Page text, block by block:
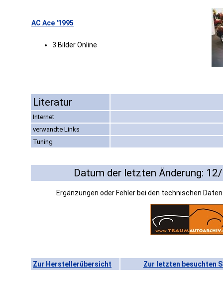
AC Ace '1995
3 Bilder Online
Literatur
Internet
verwandte Links
Tuning
Datum der letzten Änderung:
Ergänzungen oder Fehler bei den technischen
Zur Herstellerübersicht Zur letzten besuchten